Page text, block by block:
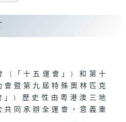
(「十五運會」) 和第十
會暨第九屆特殊奧林匹克
) 歷史性由粵港澳三地
共同承辦全運會，意義重